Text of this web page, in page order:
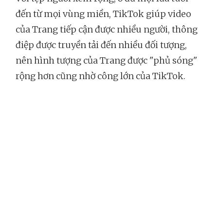
đến từ mọi vùng miền, TikTok giúp video
của Trang tiếp cận được nhiều người, thông
điệp được truyền tải đến nhiều đối tượng,
nên hình tượng của Trang được "phủ sóng"
rộng hơn cũng nhờ công lớn của TikTok.